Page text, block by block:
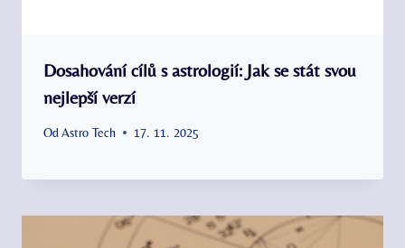
Dosahování cílů s astrologií: Jak se stát svou
nejlepší verzí
Od Astro Tech 17. 11. 2025